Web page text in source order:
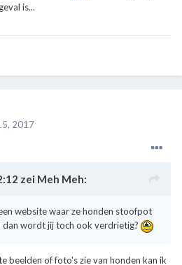
is...
2017
zei Meh Meh:
website waar ze honden stoofpot
dan wordt jij toch ook verdrietig?
beelden of foto's zie van honden kan ik